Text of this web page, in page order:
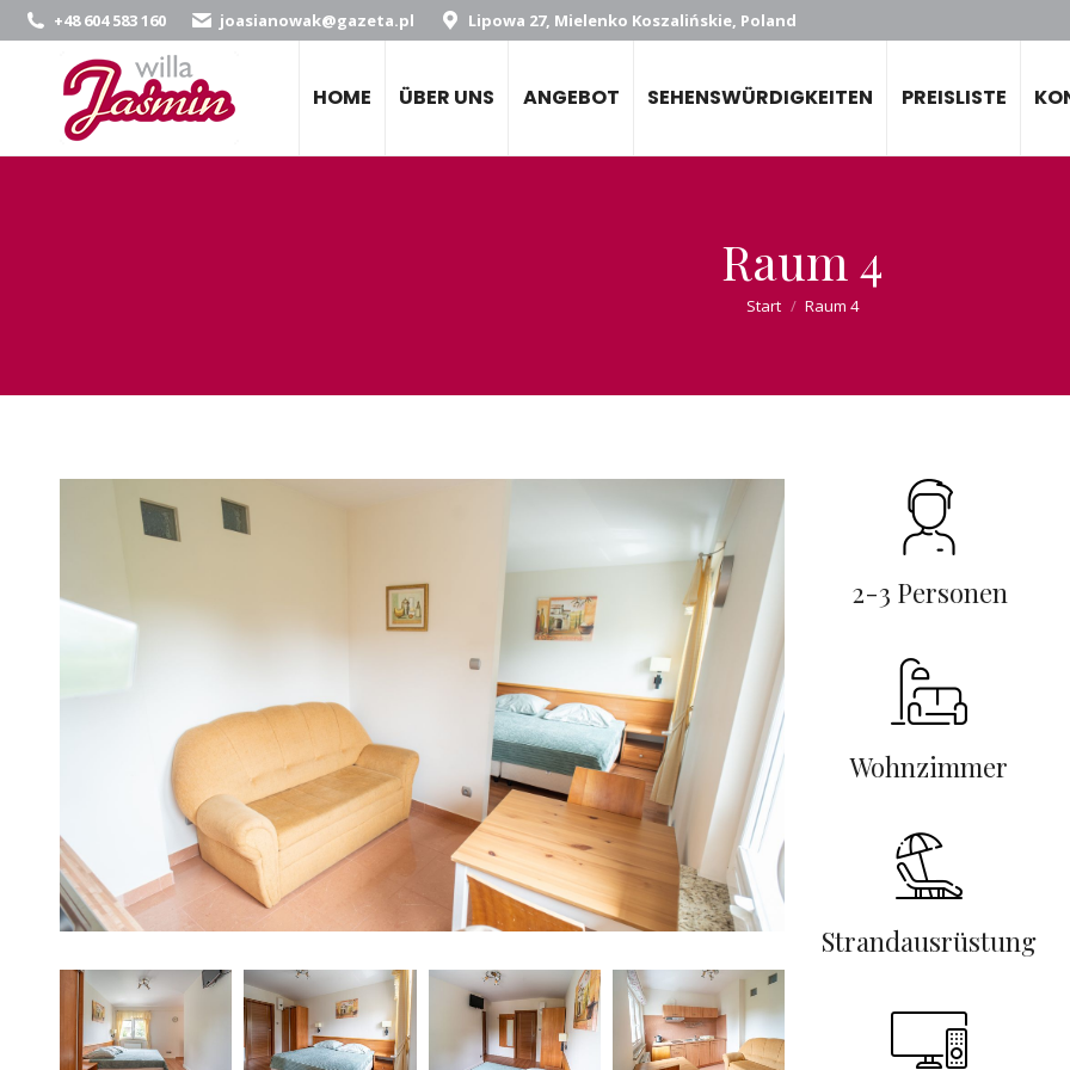
+48 604 583 160 joasianowak@gazeta.pl Lipowa 27, Mielenko Koszalińskie, Poland
HOME ÜBER UNS ANGEBOT SEHENSWÜRDIGKEITEN PREISLISTE
Raum 4
Sie befinden sich hier:
Start Raum 4
2-3 Personen
Wohnzimmer
Strandausrüstung